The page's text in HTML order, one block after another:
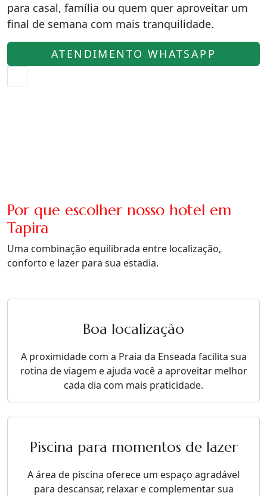
para casal, família ou quem quer aproveitar um
final de semana com mais tranquilidade.
ATENDIMENTO WHATSAPP
Por que escolher nosso hotel em
Tapira
Uma combinação equilibrada entre localização,
conforto e lazer para sua estadia.
Boa localização
A proximidade com a Praia da Enseada facilita sua
rotina de viagem e ajuda você a aproveitar melhor
cada dia com mais praticidade.
Piscina para momentos de lazer
A área de piscina oferece um espaço agradável
para descansar, relaxar e complementar sua